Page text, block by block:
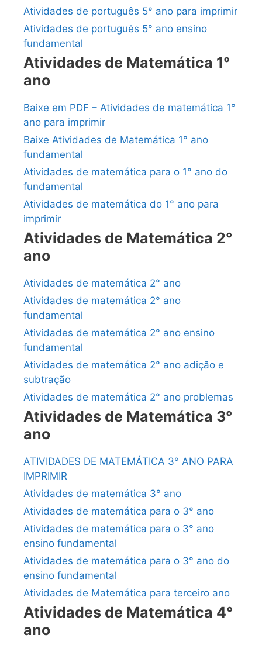
Atividades de português 5° ano para imprimir
Atividades de português 5° ano ensino
fundamental
Atividades de Matemática 1°
ano
Baixe em PDF – Atividades de matemática 1°
ano para imprimir
Baixe Atividades de Matemática 1° ano
fundamental
Atividades de matemática para o 1° ano do
fundamental
Atividades de matemática do 1° ano para
imprimir
Atividades de Matemática 2°
ano
Atividades de matemática 2° ano
Atividades de matemática 2° ano
fundamental
Atividades de matemática 2° ano ensino
fundamental
Atividades de matemática 2° ano adição e
subtração
Atividades de matemática 2° ano problemas
Atividades de Matemática 3°
ano
ATIVIDADES DE MATEMÁTICA 3° ANO PARA
IMPRIMIR
Atividades de matemática 3° ano
Atividades de matemática para o 3° ano
Atividades de matemática para o 3° ano
ensino fundamental
Atividades de matemática para o 3° ano do
ensino fundamental
Atividades de Matemática para terceiro ano
Atividades de Matemática 4°
ano